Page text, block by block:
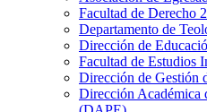
Facultad de Derecho 2
Departamento de
Dirección de
Facultad de Estudios
Dirección de Gestión
Dirección Académica